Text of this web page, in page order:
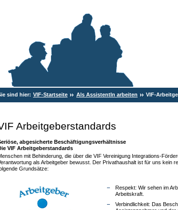
sind hier: VIF-Startseite Als AssistentIn arbeiten VIF-
Arbeitgeberstandards
abgesicherte Beschäftigungsverhältnisse
VIF Arbeitgeberstandards
mit Behinderung, die über die VIF Vereinigung Integrations-
als Arbeitgeber bewusst. Der Privathaushalt ist für uns kein
Grundsätze:
Respekt: Wir sehen im
Arbeitskraft.
Verbindlichkeit: Das